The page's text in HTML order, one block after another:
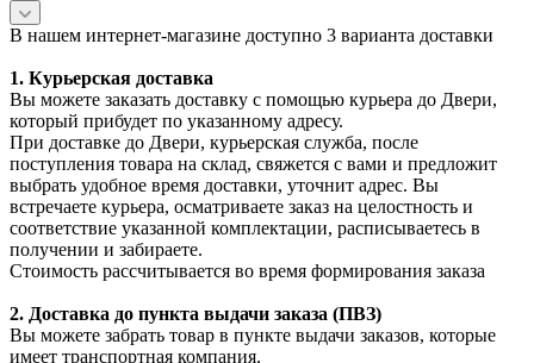
В нашем интернет-магазине доступно 3 варианта доставки
1. Курьерская доставка
Вы можете заказать доставку с помощью курьера до Двери,
который прибудет по указанному адресу.
При доставке до Двери, курьерская служба, после
поступления товара на склад, свяжется с вами и предложит
выбрать удобное время доставки, уточнит адрес. Вы
встречаете курьера, осматриваете заказ на целостность и
соответствие указанной комплектации, расписываетесь в
получении и забираете.
Стоимость рассчитывается во время формирования заказа
2. Доставка до пункта выдачи заказа (ПВЗ)
Вы можете забрать товар в пункте выдачи заказов, которые
имеет транспортная компания.